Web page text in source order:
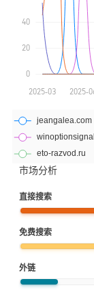
市场分析
直接搜索
免费搜索
外链